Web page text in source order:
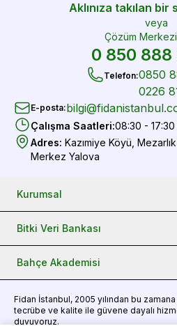
Aklınıza takılan bir
veya
Çözüm Merkezi
0 850 888
Telefon:0850
0226
E-posta:
Çalışma Saatleri:08:30 -
Adres: Kazımiye Köyü,
Merkez Yalova
Kurumsal
Bitki Veri Bankası
Bahçe Akademisi
Fidan İstanbul, 2005 yılından bu
tecrübe ve kalite ile güvene dayalı
duyuyoruz.